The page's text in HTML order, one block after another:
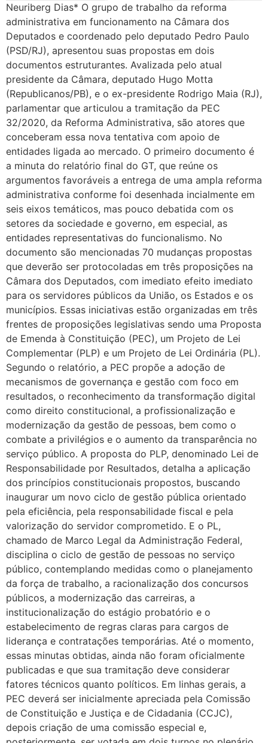
Neuriberg Dias* O grupo de trabalho da reforma
administrativa em funcionamento na Câmara dos
Deputados e coordenado pelo deputado Pedro Paulo
(PSD/RJ), apresentou suas propostas em dois
documentos estruturantes. Avalizada pelo atual
presidente da Câmara, deputado Hugo Motta
(Republicanos/PB), e o ex-presidente Rodrigo Maia (RJ),
parlamentar que articulou a tramitação da PEC
32/2020, da Reforma Administrativa, são atores que
conceberam essa nova tentativa com apoio de
entidades ligada ao mercado. O primeiro documento é
a minuta do relatório final do GT, que reúne os
argumentos favoráveis a entrega de uma ampla reforma
administrativa conforme foi desenhada incialmente em
seis eixos temáticos, mas pouco debatida com os
setores da sociedade e governo, em especial, as
entidades representativas do funcionalismo. No
documento são mencionadas 70 mudanças propostas
que deverão ser protocoladas em três proposições na
Câmara dos Deputados, com imediato efeito imediato
para os servidores públicos da União, os Estados e os
municípios. Essas iniciativas estão organizadas em três
frentes de proposições legislativas sendo uma Proposta
de Emenda à Constituição (PEC), um Projeto de Lei
Complementar (PLP) e um Projeto de Lei Ordinária (PL).
Segundo o relatório, a PEC propõe a adoção de
mecanismos de governança e gestão com foco em
resultados, o reconhecimento da transformação digital
como direito constitucional, a profissionalização e
modernização da gestão de pessoas, bem como o
combate a privilégios e o aumento da transparência no
serviço público. A proposta do PLP, denominado Lei de
Responsabilidade por Resultados, detalha a aplicação
dos princípios constitucionais propostos, buscando
inaugurar um novo ciclo de gestão pública orientado
pela eficiência, pela responsabilidade fiscal e pela
valorização do servidor comprometido. E o PL,
chamado de Marco Legal da Administração Federal,
disciplina o ciclo de gestão de pessoas no serviço
público, contemplando medidas como o planejamento
da força de trabalho, a racionalização dos concursos
públicos, a modernização das carreiras, a
institucionalização do estágio probatório e o
estabelecimento de regras claras para cargos de
liderança e contratações temporárias. Até o momento,
essas minutas obtidas, ainda não foram oficialmente
publicadas e que sua tramitação deve considerar
fatores técnicos quanto políticos. Em linhas gerais, a
PEC deverá ser inicialmente apreciada pela Comissão
de Constituição e Justiça e de Cidadania (CCJC),
depois criação de uma comissão especial e,